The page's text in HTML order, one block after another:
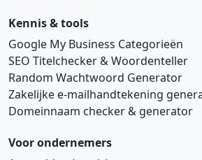
Kennis & tools
Google My Business Categorieën
SEO Titelchecker & Woordenteller
Random Wachtwoord Generator
Zakelijke e‑mailhandtekening
Domeinnaam checker & generator
Voor ondernemers